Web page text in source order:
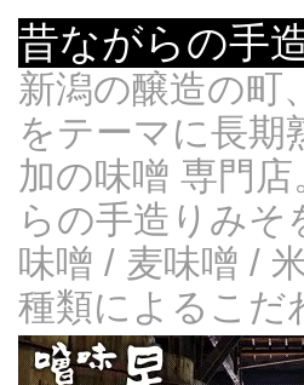
昔ながらの手
新潟の醸造の町
をテーマに長期
加の味噌 専門
らの手造りみ
味噌 / 麦味噌 /
種類によるこだ